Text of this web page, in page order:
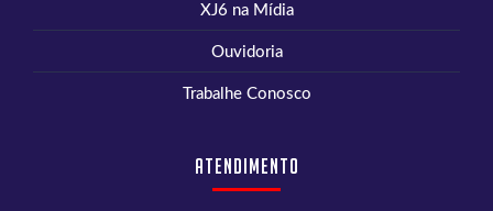
XJ6 na Mídia
Ouvidoria
Trabalhe Conosco
Atendimento